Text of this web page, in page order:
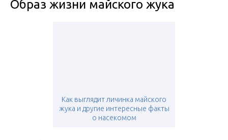
Образ жизни майского жука
Как выглядит личинка майского
жука и другие интересные факты
о насекомом